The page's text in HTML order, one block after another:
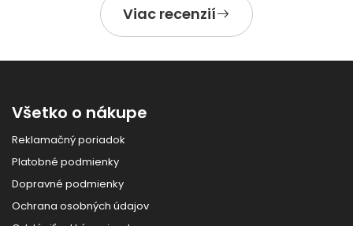
Viac recenzií
Všetko o nákupe
Reklamačný poriadok
Platobné podmienky
Dopravné podmienky
Ochrana osobných údajov